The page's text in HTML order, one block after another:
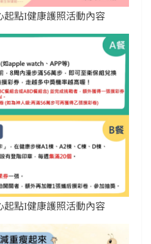
點Ι健康護照活動內容
點Ι健康護照活動內容